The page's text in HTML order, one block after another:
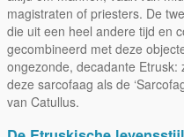
magistraten of priesters. De
die uit een heel andere tijd en
gecombineerd met deze
ongezonde, decadante
deze sarcofaag als de
van Catullus.